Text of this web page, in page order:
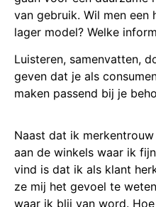
van gebruik. Wil men
lager model? Welke
Luisteren, samenvatten,
geven dat je als
maken passend bij je
Naast dat ik
aan de winkels waar ik
vind is dat ik als klant
ze mij het gevoel te
waar ik blij van word.